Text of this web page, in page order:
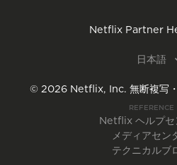
Netflix Partner
日本語
© 2026Netflix, Inc. 無断複写
REFERENCE
Netflix ヘルプセ
メディアセン
テクニカルブ